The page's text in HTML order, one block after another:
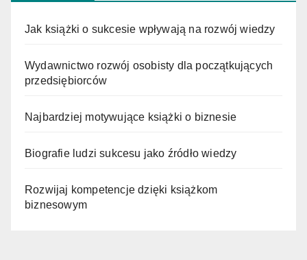
Jak książki o sukcesie wpływają na rozwój wiedzy
Wydawnictwo rozwój osobisty dla początkujących
przedsiębiorców
Najbardziej motywujące książki o biznesie
Biografie ludzi sukcesu jako źródło wiedzy
Rozwijaj kompetencje dzięki książkom
biznesowym